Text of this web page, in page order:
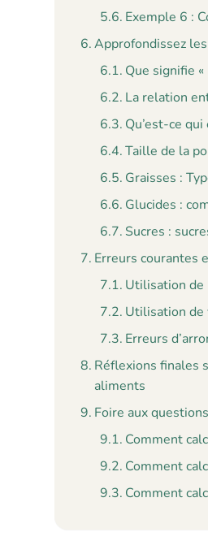
Exemple 6 :
Approfondissez
Que signifie
La relation
Qu’est-ce
Taille de la
Graisses :
Glucides :
Sucres :
Erreurs courantes
Utilisation de
Utilisation de
Erreurs
Réflexions finales
aliments
Foire aux
Comment
Comment
Comment